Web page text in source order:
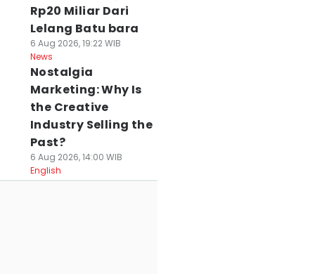
Rp20 Miliar Dari
Lelang Batu bara
6 Aug 2026, 19:22 WIB
News
Nostalgia
Marketing: Why Is
the Creative
Industry Selling the
Past?
6 Aug 2026, 14:00 WIB
English